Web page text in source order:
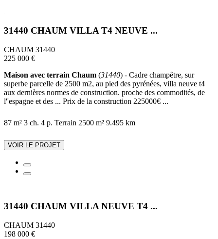
31440 CHAUM VILLA T4 NEUVE ...
CHAUM 31440
225 000 €
Maison avec terrain Chaum (31440) - Cadre champêtre, sur
superbe parcelle de 2500 m2, au pied des pyrénées, villa neuve t4
aux dernières normes de construction. proche des commodités, de
l''espagne et des ... Prix de la construction 225000€ ...
87 m² 3 ch. 4 p. Terrain 2500 m² 9.495 km
VOIR LE PROJET
31440 CHAUM VILLA NEUVE T4 ...
CHAUM 31440
198 000 €